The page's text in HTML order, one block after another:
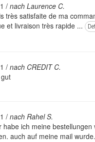
/nach Laurence C.
très satisfaite de ma
et livraison très rapide ...
/nach CREDIT C.
/nach Rahel S.
ich meine bestellungen
auch auf meine mail